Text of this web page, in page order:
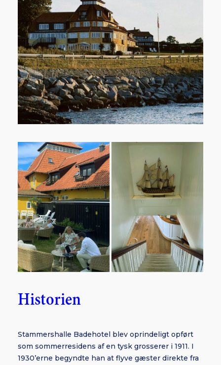
Historien
Stammershalle Badehotel blev oprindeligt opført
som sommerresidens af en tysk grosserer i 1911. I
1930’erne begyndte han at flyve gæster direkte fra